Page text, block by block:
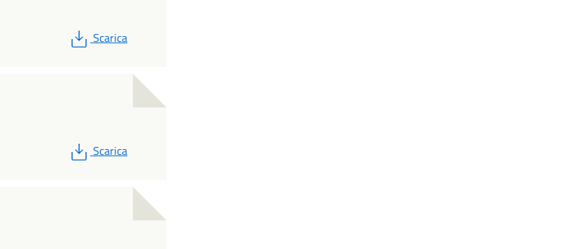
PDF
Scarica
PDF
Scarica